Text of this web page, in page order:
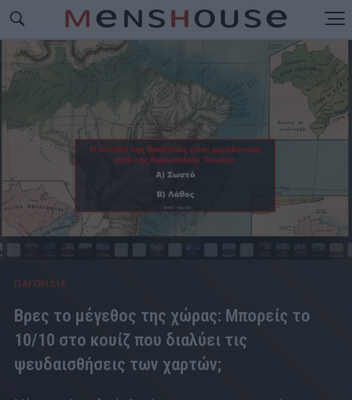
ΠΑΙΧΝΙΔΙΑ
Βρες το μέγεθος της χώρας: Μπορείς το
10/10 στο κουίζ που διαλύει τις
ψευδαισθήσεις των χαρτών;